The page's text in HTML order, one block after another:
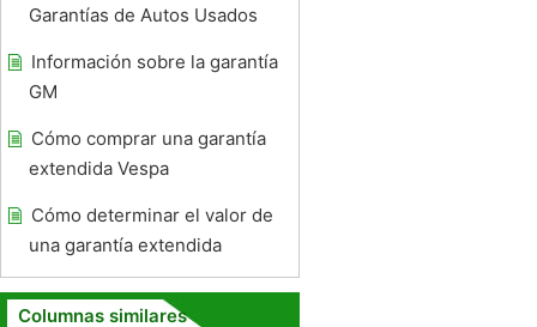
Garantías de Autos Usados ​​
Información sobre la garantía
GM
Cómo comprar una garantía
extendida Vespa
Cómo determinar el valor de
una garantía extendida
Columnas similares